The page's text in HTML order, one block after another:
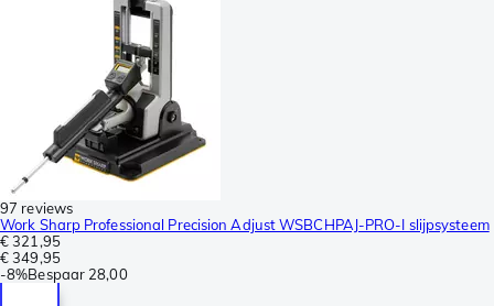
97 reviews
Work Sharp Professional Precision Adjust WSBCHPAJ-PRO-I slijpsysteem
€ 321,95
€ 349,95
-8%Bespaar 28,00